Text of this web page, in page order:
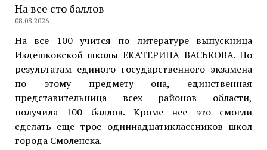
На все сто баллов
08.08.2026
На все 100 учится по литературе выпускница
Издешковской школы ЕКАТЕРИНА ВАСЬКОВА. По
результатам единого государственного экзамена
по этому предмету она, единственная
представительница всех районов области,
получила 100 баллов. Кроме нее это смогли
сделать еще трое одиннадцатиклассников школ
города Смоленска.